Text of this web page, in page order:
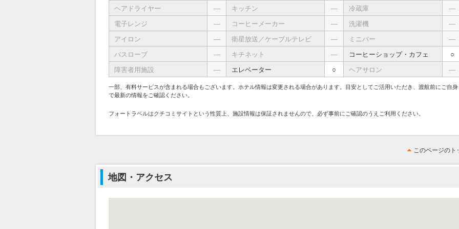
ヘアドライヤー ― キッチン ― 冷蔵庫
―
電子レンジ
― コーヒーメーカー ― 洗濯機
―
アイロン
― 衛星放送／ケーブルテレビ ― ミニバー
―
バスローブ
― キチネット ― コーヒーショップ・カフェ
○
障害者用施設
― エレベーター ○ ヘアサロン ―
一部、有料サービスが含まれる場合もございます。ホテル情報は変更される場合があります。目安としてご活用いただき、渡航前にご自身
で最新の情報をご確認ください。
フォートラベルはクチコミサイトという性質上、施設情報は保証されませんので、必ず事前にご確認のうえご利用ください。
このページのト
地図・アクセス